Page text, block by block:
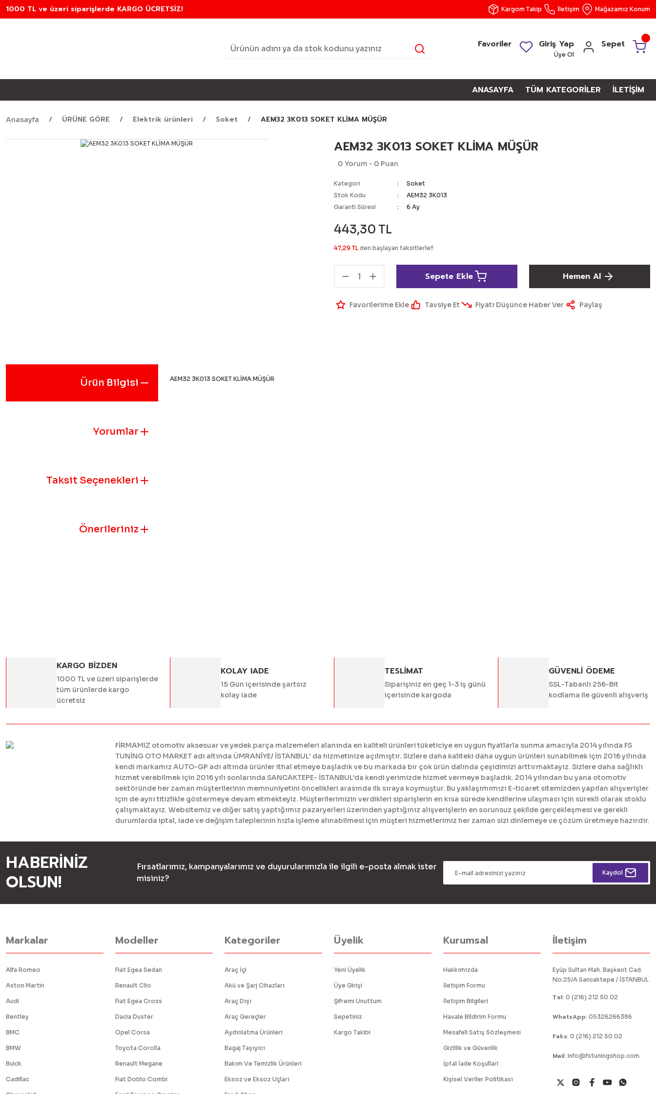
1000 TL ve üzeri siparişlerde KARGO ÜCRETSİZ! Kargom Takip İletişim Mağazamız Konum
Favoriler Giriş Yap
Üye Ol
Sepet
ANASAYFA TÜM KATEGORİLER İLETİŞİM
Anasayfa ÜRÜNE GÖRE Elektrik ürünleri Soket AEM32 3K013 SOKET KLİMA MÜŞÜR
AEM32 3K013 SOKET KLİMA MÜŞÜR
0 Yorum - 0 Puan
Kategori
Soket
Stok Kodu
AEM32 3K013
Garanti Süresi
6 Ay
443,30 TL
47,29 TL den başlayan taksitlerle!!
Sepete Ekle Hemen Al
Tavsiye Et Fiyatı Düşünce Haber Ver Paylaş
Ürün Bilgisi
Yorumlar
Taksit Seçenekleri
Önerileriniz
AEM32 3K013 SOKET KLİMA MÜŞÜR
KARGO BİZDEN
1000 TL ve üzeri siparişlerde
tüm ürünlerde kargo
ücretsiz
KOLAY IADE
15 Gün içerisinde şartsız
kolay iade
TESLİMAT
Siparişiniz en geç 1-3 iş günü
içerisinde kargoda
GÜVENLİ ÖDEME
SSL-Tabanlı 256-Bit
kodlama ile güvenli alışveriş
FİRMAMIZ otomotiv aksesuar ve yedek parça malzemeleri alanında en kaliteli ürünleri tüketiciye en uygun fiyatlarla sunma amacıyla 2014 yılında FS
TUNİNG OTO MARKET adı altında ÜMRANİYE/ İSTANBUL' da hizmetinize açılmıştır. Sizlere daha kaliteki daha uygun ürünleri sunabilmek için 2016 yılında
kendi markamız AUTO-GP adı altında ürünler ithal etmeye başladık ve bu markada bir çok ürün dalında çeşidimizi arttırmaktayız. Sizlere daha sağlıklı
hizmet verebilmek için 2016 yılı sonlarında SANCAKTEPE- İSTANBUL'da kendi yerimizde hizmet vermeye başladık. 2014 yılından bu yana otomotiv
sektöründe her zaman müşterilerinin memnuniyetini öncelikleri arasında ilk sıraya koymuştur. Bu yaklaşımımızı E-ticaret sitemizden yapılan alışverişler
için de aynı titizlikle göstermeye devam etmekteyiz. Müşterilerimizin verdikleri siparişlerin en kısa sürede kendilerine ulaşması için sürekli olarak stoklu
çalışmaktayız. Websitemiz ve diğer satış yaptığımız pazaryerleri üzerinden yaptığınız alışverişlerin en sorunsuz şekilde gerçekleşmesi ve gerekli
durumlarda iptal, iade ve değişim taleplerinin hızla işleme alınabilmesi için müşteri hizmetlerimiz her zaman sizi dinlemeye ve çözüm üretmeye hazırdır.
HABERİNİZ
OLSUN!
Fırsatlarımız, kampanyalarımız ve duyurularımızla ile ilgili e-posta almak ister
misiniz?
Kaydol
Markalar
Alfa Romeo
Aston Martin
Audi
Bentley
BMC
BMW
Buick
Cadillac
Modeller
Fiat Egea Sedan
Renault Clio
Fiat Egea Cross
Dacia Duster
Opel Corsa
Toyota Corolla
Renault Megane
Fiat Doblo Combi
Kategoriler
Araç İçi
Akü ve Şarj Cihazları
Araç Dışı
Araç Gereçler
Aydınlatma Ürünleri
Bagaj Taşıyıcı
Bakım Ve Temizlik Ürünleri
Eksoz ve Eksoz Uçları
Üyelik
Yeni Üyelik
Üye Girişi
Şifremi Unuttum
Sepetiniz
Kargo Takibi
Kurumsal
Hakkımızda
İletişim Formu
İletişim Bilgileri
Havale Bildirim Formu
Mesafeli Satış Sözleşmesi
Gizlilik ve Güvenlik
İptal İade Koşullari
Kişisel Veriler Politikası
İletişim
Eyüp Sultan Mah. Başkent Cad.
No:25/A Sancaktepe / İSTANBUL
Tel: 0 (216) 212 50 02
WhatsApp: 05326266386
Faks: 0 (216) 212 50 02
Mail: info@fstuningshop.com